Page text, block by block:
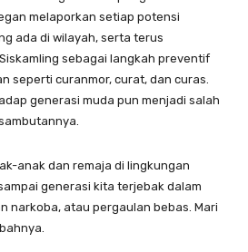
melaporkan setiap potensi
ada di wilayah, serta terus
sebagai langkah preventif
seperti curanmor, curat, dan curas.
generasi muda pun menjadi salah
anak dan remaja di lingkungan
generasi kita terjebak dalam
narkoba, atau pergaulan bebas. Mari